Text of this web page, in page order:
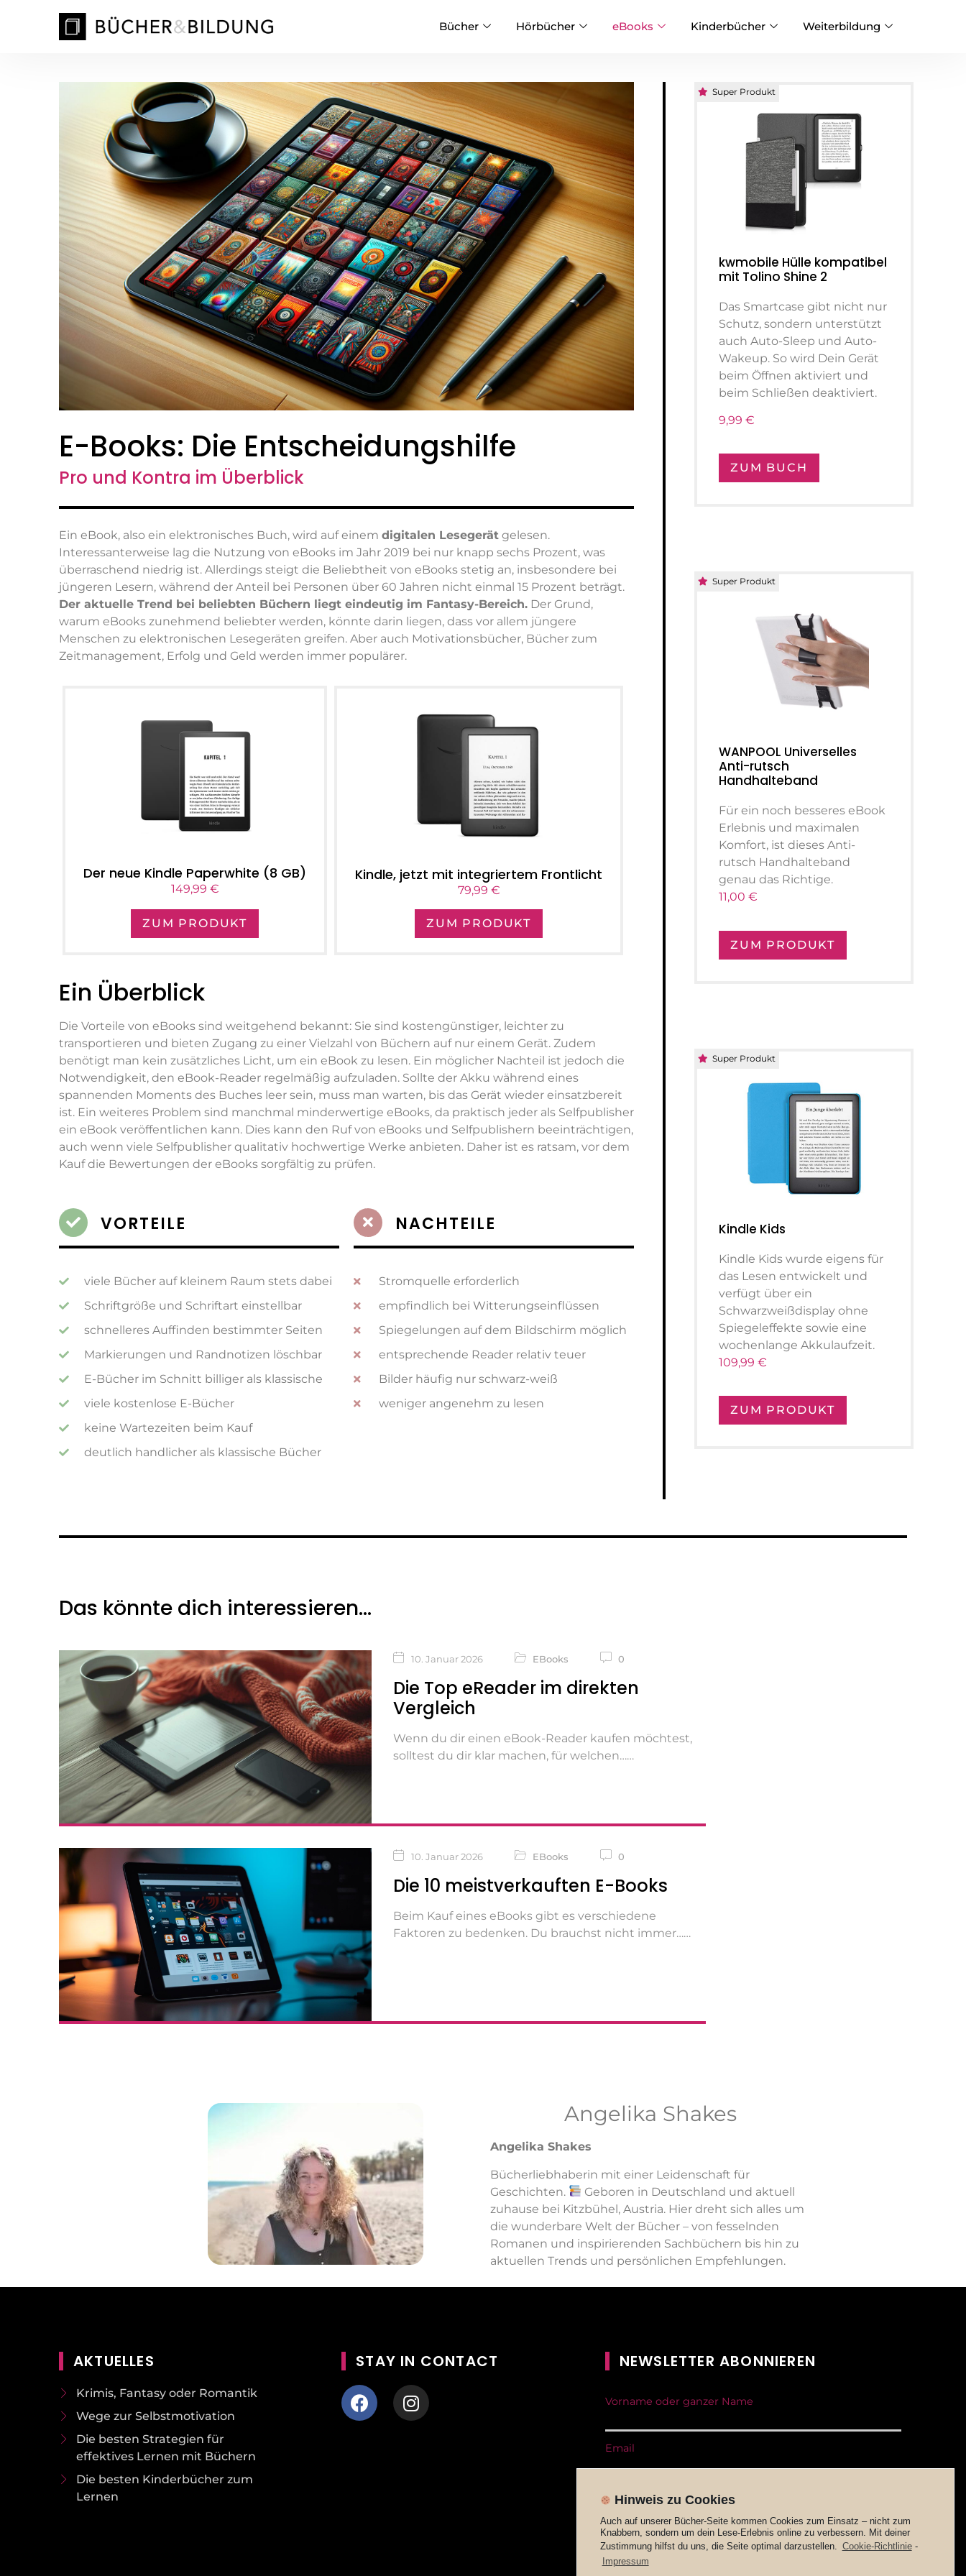
Bücher Hörbücher eBooks Kinderbücher Weiterbildung
E-Books: Die Entscheidungshilfe
Pro und Kontra im Überblick
Ein eBook, also ein elektronisches Buch, wird auf einem digitalen Lesegerät gelesen.
Interessanterweise lag die Nutzung von eBooks im Jahr 2019 bei nur knapp sechs Prozent, was
überraschend niedrig ist. Allerdings steigt die Beliebtheit von eBooks stetig an, insbesondere bei
jüngeren Lesern, während der Anteil bei Personen über 60 Jahren nicht einmal 15 Prozent beträgt.
Der aktuelle Trend bei beliebten Büchern liegt eindeutig im Fantasy-Bereich. Der Grund,
warum eBooks zunehmend beliebter werden, könnte darin liegen, dass vor allem jüngere
Menschen zu elektronischen Lesegeräten greifen. Aber auch Motivationsbücher, Bücher zum
Zeitmanagement, Erfolg und Geld werden immer populärer.
Der neue Kindle Paperwhite (8 GB)
149,99 €
ZUM PRODUKT
Kindle, jetzt mit integriertem Frontlicht
79,99 €
ZUM PRODUKT
Ein Überblick
Die Vorteile von eBooks sind weitgehend bekannt: Sie sind kostengünstiger, leichter zu
transportieren und bieten Zugang zu einer Vielzahl von Büchern auf nur einem Gerät. Zudem
benötigt man kein zusätzliches Licht, um ein eBook zu lesen. Ein möglicher Nachteil ist jedoch die
Notwendigkeit, den eBook-Reader regelmäßig aufzuladen. Sollte der Akku während eines
spannenden Moments des Buches leer sein, muss man warten, bis das Gerät wieder einsatzbereit
ist. Ein weiteres Problem sind manchmal minderwertige eBooks, da praktisch jeder als Selfpublisher
ein eBook veröffentlichen kann. Dies kann den Ruf von eBooks und Selfpublishern beeinträchtigen,
auch wenn viele Selfpublisher qualitativ hochwertige Werke anbieten. Daher ist es ratsam, vor dem
Kauf die Bewertungen der eBooks sorgfältig zu prüfen.
VORTEILE
viele Bücher auf kleinem Raum stets dabei
Schriftgröße und Schriftart einstellbar
schnelleres Auffinden bestimmter Seiten
Markierungen und Randnotizen löschbar
E-Bücher im Schnitt billiger als klassische
viele kostenlose E-Bücher
keine Wartezeiten beim Kauf
deutlich handlicher als klassische Bücher
NACHTEILE
Stromquelle erforderlich
empfindlich bei Witterungseinflüssen
Spiegelungen auf dem Bildschirm möglich
entsprechende Reader relativ teuer
Bilder häufig nur schwarz-weiß
weniger angenehm zu lesen
kwmobile Hülle kompatibel
mit Tolino Shine 2
Das Smartcase gibt nicht nur
Schutz, sondern unterstützt
auch Auto-Sleep und Auto-
Wakeup. So wird Dein Gerät
beim Öffnen aktiviert und
beim Schließen deaktiviert.
9,99 €
ZUM BUCH
Super Produkt
WANPOOL Universelles
Anti-rutsch
Handhalteband
Für ein noch besseres eBook
Erlebnis und maximalen
Komfort, ist dieses Anti-
rutsch Handhalteband
genau das Richtige.
11,00 €
ZUM PRODUKT
Super Produkt
Kindle Kids
Kindle Kids wurde eigens für
das Lesen entwickelt und
verfügt über ein
Schwarzweißdisplay ohne
Spiegeleffekte sowie eine
wochenlange Akkulaufzeit.
109,99 €
ZUM PRODUKT
Super Produkt
Das könnte dich interessieren…
10. Januar 2026 EBooks 0
Die Top eReader im direkten
Vergleich
Wenn du dir einen eBook-Reader kaufen möchtest,
solltest du dir klar machen, für welchen…
10. Januar 2026 EBooks 0
Die 10 meistverkauften E-Books
Beim Kauf eines eBooks gibt es verschiedene
Faktoren zu bedenken. Du brauchst nicht immer…
Angelika Shakes
Angelika Shakes
Bücherliebhaberin mit einer Leidenschaft für
Geschichten.
Geboren in Deutschland und aktuell
zuhause bei Kitzbühel, Austria. Hier dreht sich alles um
die wunderbare Welt der Bücher – von fesselnden
Romanen und inspirierenden Sachbüchern bis hin zu
aktuellen Trends und persönlichen Empfehlungen.
AKTUELLES
Krimis, Fantasy oder Romantik
Wege zur Selbstmotivation
Die besten Strategien für
effektives Lernen mit Büchern
Die besten Kinderbücher zum
Lernen
STAY IN CONTACT NEWSLETTER ABONNIEREN
Vorname oder ganzer Name
Email
Hinweis zu Cookies
Auch auf unserer Bücher-Seite kommen Cookies zum Einsatz – nicht zum
Knabbern, sondern um dein Lese-Erlebnis online zu verbessern. Mit deiner
Zustimmung hilfst du uns, die Seite optimal darzustellen.
Cookie-Richtlinie-
Impressum